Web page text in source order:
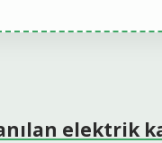
elektrik